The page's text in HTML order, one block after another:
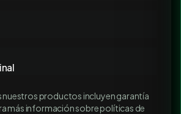
nuestros productos incluyen garantía
más información sobre políticas de